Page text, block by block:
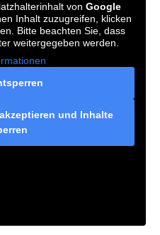
von Google
Inhalt zuzugreifen, klicken
Bitte beachten Sie, dass
weitergegeben werden.
und Inhalte